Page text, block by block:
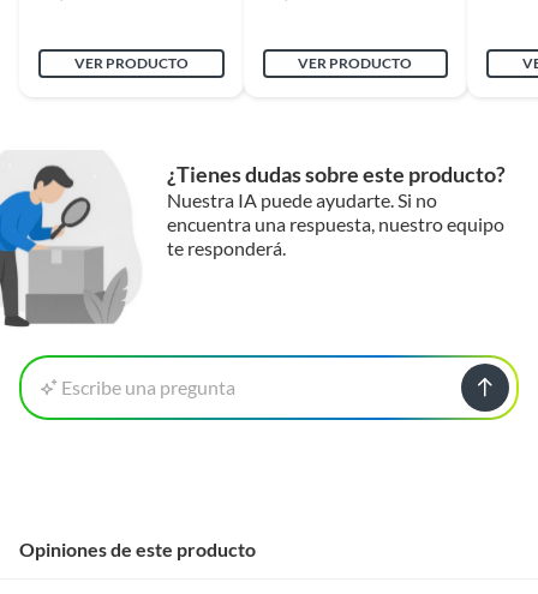
VER PRODUCTO VER PRODUCTO
¿Tienes dudas sobre este producto?
Nuestra IA puede ayudarte. Si no
encuentra una respuesta, nuestro equipo
te responderá.
Escribe una pregunta
Opiniones de este producto